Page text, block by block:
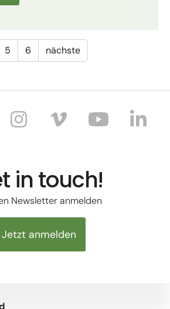
5 6 nächste
in touch!
Newsletter anmelden
Jetzt anmelden